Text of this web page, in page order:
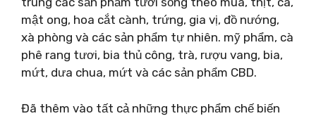
mật ong, hoa cắt cành, trứng, gia vị, đồ nướng,
xà phòng và các sản phẩm tự nhiên. mỹ phẩm, cà
phê rang tươi, bia thủ công, trà, rượu vang, bia,
mứt, dưa chua, mứt và các sản phẩm CBD.
Đã thêm vào tất cả những thực phẩm chế biến